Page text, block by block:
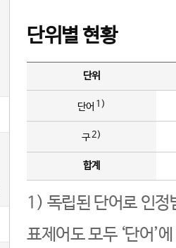
단위별 현황
단위
단어 1)
구2)
합계
1) 독립된 단어로 인정
표제어도 모두 ‘단어’